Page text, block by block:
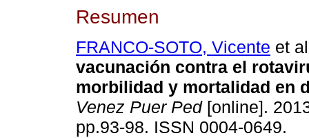
Resumen
FRANCO-SOTO, Vicente et
vacunación contra el
morbilidad y mortalidad en
Venez Puer Ped[online].
pp.93-98. ISSN 0004-0649.